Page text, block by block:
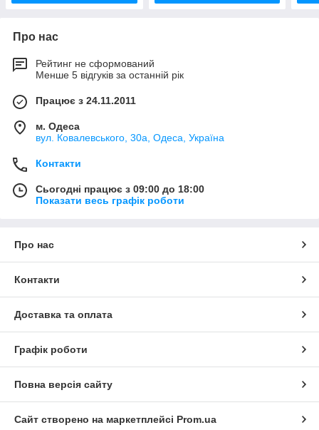
Про нас
Рейтинг не сформований
Менше 5 відгуків за останній рік
Працює з 24.11.2011
м. Одеса
вул. Ковалевського, 30а, Одеса, Україна
Контакти
Сьогодні працює з 09:00 до 18:00
Показати весь графік роботи
Про нас
Контакти
Доставка та оплата
Графік роботи
Повна версія сайту
Сайт створено на маркетплейсі Prom.ua